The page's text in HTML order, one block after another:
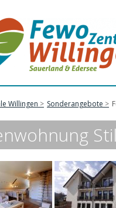
Willingen Sonderangebote